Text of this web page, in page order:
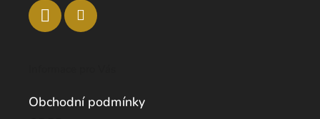
Obchodní podmínky